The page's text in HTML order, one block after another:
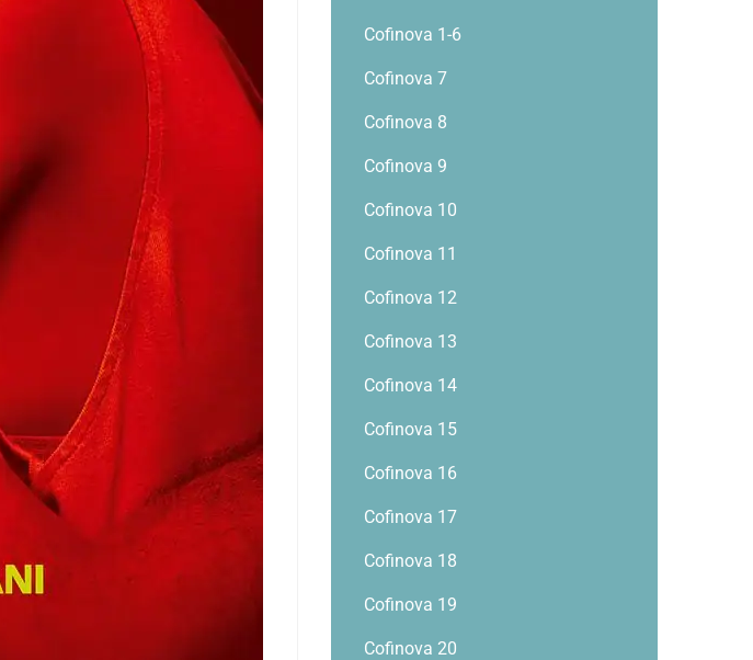
Cofinova 1-6
Cofinova 7
Cofinova 8
Cofinova 9
Cofinova 10
Cofinova 11
Cofinova 12
Cofinova 13
Cofinova 14
Cofinova 15
Cofinova 16
Cofinova 17
Cofinova 18
Cofinova 19
Cofinova 20